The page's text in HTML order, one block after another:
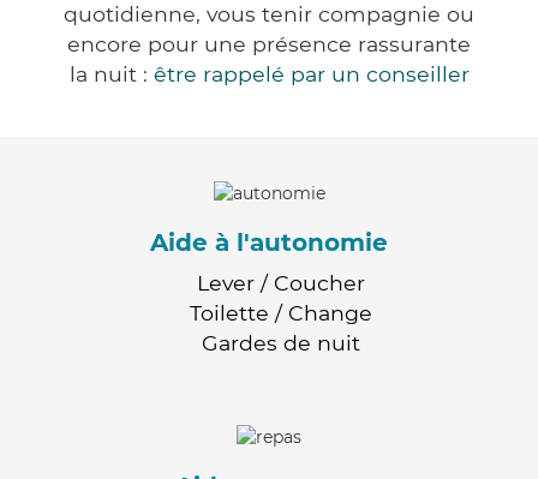
quotidienne, vous tenir compagnie ou
encore pour une présence rassurante
la nuit : être rappelé par un conseiller
Aide à l'autonomie
Lever / Coucher
Toilette / Change
Gardes de nuit